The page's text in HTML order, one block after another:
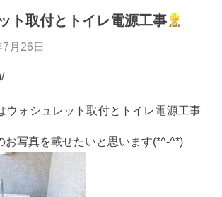
ト取付とトイレ電源工事
月26日
ウォシュレット取付とトイレ電源工事
お写真を載せたいと思います(*^-^*)